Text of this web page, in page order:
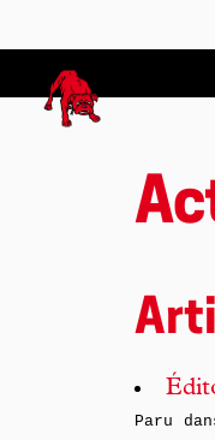
Paru